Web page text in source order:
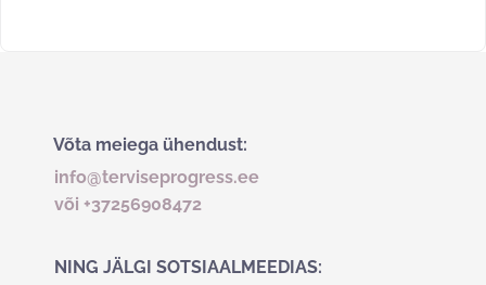
Võta meiega ühendust:
info@terviseprogress.ee
või +37256908472
NING JÄLGI SOTSIAALMEEDIAS: